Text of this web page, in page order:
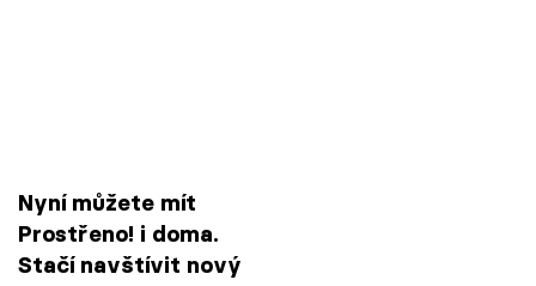
Nyní můžete mít
Prostřeno! i doma.
Stačí navštívit nový